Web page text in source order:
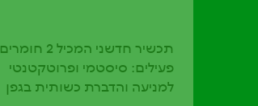
תכשיר חדשני המכיל 2 חומרים
פעילים: סיסטמי ופרוטקטנטי
למניעה והדברת כשותית בגפן